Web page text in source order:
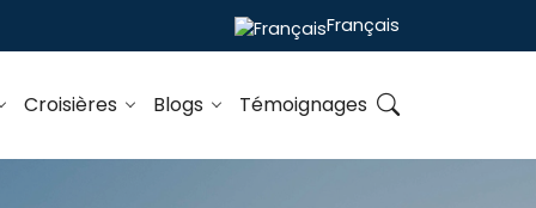
Français
Croisières Blogs Témoignages